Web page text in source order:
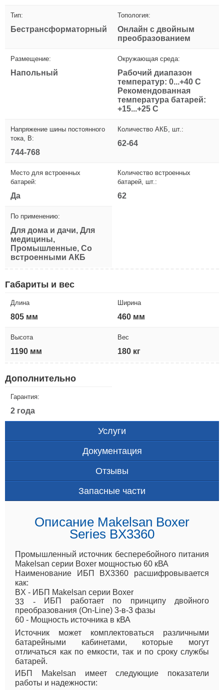
Тип:
Бестрансформаторный
Топология:
Онлайн с двойным
преобразованием
Размещение:
Напольный
Окружающая среда:
Рабочий диапазон
температур: 0...+40 С
Рекомендованная
температура батарей:
+15...+25 С
Напряжение шины постоянного
тока, В:
744-768
Количество АКБ, шт.:
62-64
Место для встроенных
батарей:
Да
Количество встроенных
батарей, шт.:
62
По применению:
Для дома и дачи, Для
медицины,
Промышленные, Со
встроенными АКБ
Габариты и вес
Длина
805 мм
Ширина
460 мм
Высота
1190 мм
Вес
180 кг
Дополнительно
Гарантия:
2 года
Услуги
Документация
Отзывы
Запасные части
Описание Makelsan Boxer
Series BX3360
Промышленный источник бесперебойного питания
Makelsan серии Boxer мощностью 60 кВА
Наименование ИБП BX3360 расшифровывается
как:
BX - ИБП Makelsan серии Boxer
33 -
ИБП работает по принципу двойного
преобразования (On-Line) 3-в-3 фазы
60 - Мощность источника в кВА
Источник может комплектоваться различными
батарейными кабинетами, которые могут
отличаться как по емкости, так и по сроку службы
батарей.
ИБП Makelsan имеет следующие показатели
работы и надежности: